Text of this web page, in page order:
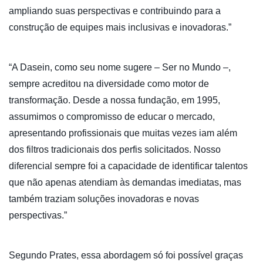
ampliando suas perspectivas e contribuindo para a
construção de equipes mais inclusivas e inovadoras.”
“A Dasein, como seu nome sugere – Ser no Mundo –,
sempre acreditou na diversidade como motor de
transformação. Desde a nossa fundação, em 1995,
assumimos o compromisso de educar o mercado,
apresentando profissionais que muitas vezes iam além
dos filtros tradicionais dos perfis solicitados. Nosso
diferencial sempre foi a capacidade de identificar talentos
que não apenas atendiam às demandas imediatas, mas
também traziam soluções inovadoras e novas
perspectivas.”
Segundo Prates, essa abordagem só foi possível graças